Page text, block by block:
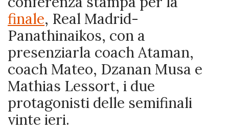
finale, Real Madrid-
Panathinaikos, con a
presenziarla coach Ataman,
coach Mateo, Dzanan Musa e
Mathias Lessort, i due
protagonisti delle semifinali
vinte ieri.